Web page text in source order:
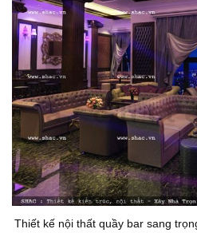
Thiết kế nội thất quầy bar sang